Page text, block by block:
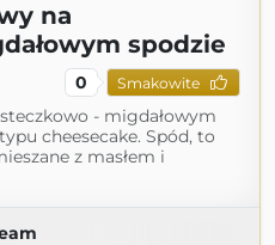
na
spodzie
0 Smakowite
- migdałowym
cheesecake. Spód, to
z masłem i